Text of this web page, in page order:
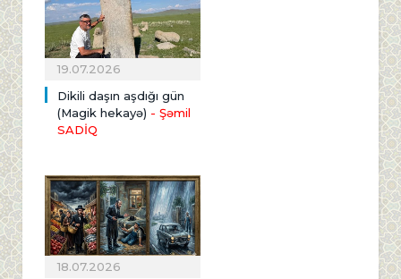
19.07.2026
Dikili daşın aşdığı gün
(Magik hekayə) - Şəmil
SADİQ
18.07.2026